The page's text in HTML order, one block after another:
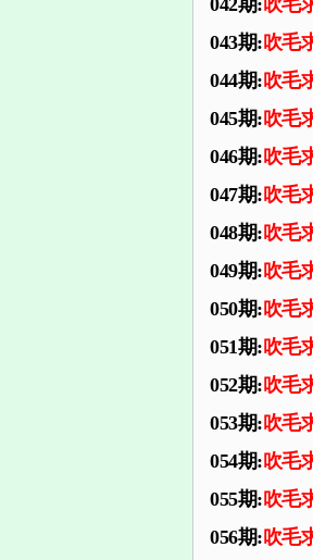
042期:吹毛
043期:吹毛
044期:吹毛
045期:吹毛
046期:吹毛
047期:吹毛
048期:吹毛
049期:吹毛
050期:吹毛
051期:吹毛
052期:吹毛
053期:吹毛
054期:吹毛
055期:吹毛
056期:吹毛